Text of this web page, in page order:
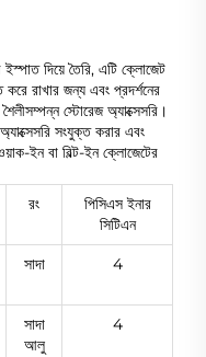
দিয়ে তৈরি, এটি ক্লোজেট
রাখার জন্য এবং প্রদর্শনের
স্টোরেজ অ্যাক্সেসরি।
সংযুক্ত করার এবং
ইন বা বিল্ট-ইন ক্লোজেটের
রং
পিসিএস ইনার
সিটিএন
সাদা 4
সাদা
আলু
4